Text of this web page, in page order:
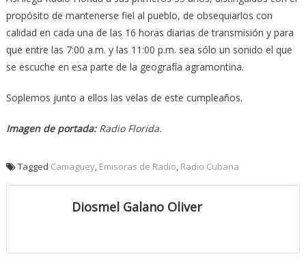
propósito de mantenerse fiel al pueblo, de obsequiarlos con
calidad en cada una de las 16 horas diarias de transmisión y para
que entre las 7:00 a.m. y las 11:00 p.m. sea sólo un sonido el que
se escuche en esa parte de la geografía agramontina.
Soplemos junto a ellos las velas de este cumpleaños.
Imagen de portada: Radio Florida.
Tagged Camagüey, Emisoras de Radio, Radio Cubana
Diosmel Galano Oliver